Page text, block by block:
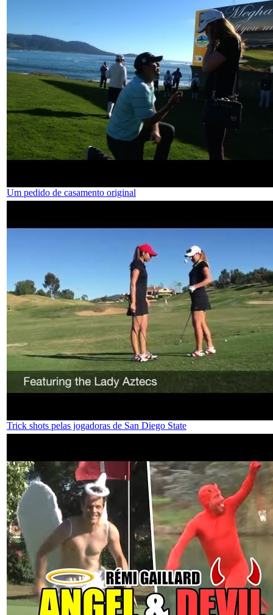
Um pedido de casamento original
Trick shots pelas jogadoras de San Diego State